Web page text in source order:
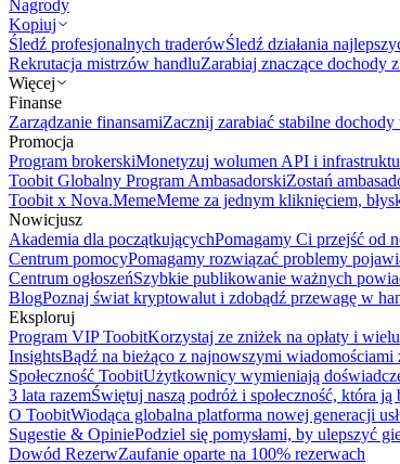
Nagrody
Kopiuj
Śledź profesjonalnych traderówŚledź działania
Rekrutacja mistrzów handluZarabiaj znaczące dochody
Więcej
Finanse
Zarządzanie finansamiZacznij zarabiać stabilne
Promocja
Program brokerskiMonetyzuj wolumen API i
Toobit Globalny Program AmbasadorskiZostań
Toobit x Nova.MemeMeme za jednym kliknięciem,
Nowicjusz
Akademia dla początkującychPomagamy Ci przejść od
Centrum pomocyPomagamy rozwiązać problemy
Centrum ogłoszeńSzybkie publikowanie ważnych
BlogPoznaj świat kryptowalut i zdobądź przewagę w
Eksploruj
Program VIP ToobitKorzystaj ze zniżek na opłaty i
InsightsBądź na bieżąco z najnowszymi wiadomościami
Społeczność ToobitUżytkownicy wymieniają
3 lata razemŚwiętuj naszą podróż i społeczność, która ją
O ToobitWiodąca globalna platforma nowej generacji
Sugestie & OpiniePodziel się pomysłami, by ulepszyć
Dowód RezerwZaufanie oparte na 100% rezerwach